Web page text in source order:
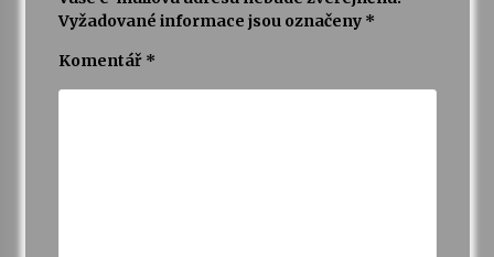
Vyžadované informace jsou označeny *
Komentář *